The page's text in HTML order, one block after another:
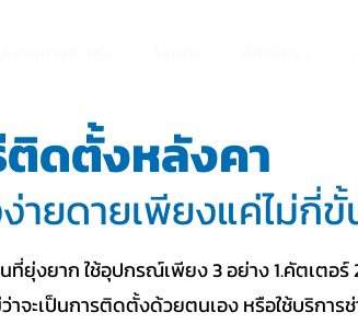
ายดายเพียงแค่ไม่กี่
ดตั้งหลังคา
ยุ่งยาก ใช้อุปกรณ์เพียง 3 อย่าง 1.คัตเตอร์
าจะเป็นการติดตั้งด้วยตนเอง หรือใช้บริกา